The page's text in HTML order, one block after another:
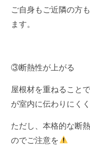
ご自身もご近隣の方
ます。
③断熱性が上がる
屋根材を重ねること
が室内に伝わりにく
ただし、本格的な断
のでご注意を